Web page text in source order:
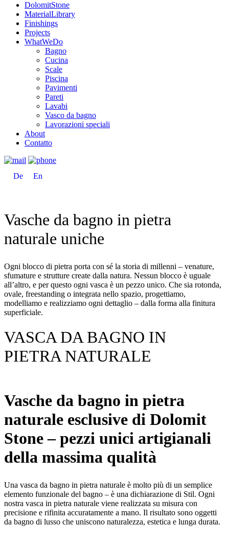
DolomitStone
MaterialLibrary
Finishings
Projects
WhatWeDo
Bagno
Cucina
Scale
Piscina
Pavimenti
Pareti
Lavabi
Vasco da bagno
Lavorazioni speciali
About
Contatto
De En
Vasche da bagno in pietra
naturale uniche
Ogni blocco di pietra porta con sé la storia di millenni – venature,
sfumature e strutture create dalla natura. Nessun blocco è uguale
all’altro, e per questo ogni vasca è un pezzo unico. Che sia rotonda,
ovale, freestanding o integrata nello spazio, progettiamo,
modelliamo e realizziamo ogni dettaglio – dalla forma alla finitura
superficiale.
VASCA DA BAGNO IN
PIETRA NATURALE
Vasche da bagno in pietra
naturale esclusive di Dolomit
Stone – pezzi unici artigianali
della massima qualità
Una vasca da bagno in pietra naturale è molto più di un semplice
elemento funzionale del bagno – è una dichiarazione di Stil. Ogni
nostra vasca in pietra naturale viene realizzata su misura con
precisione e rifinita accuratamente a mano. Il risultato sono oggetti
da bagno di lusso che uniscono naturalezza, estetica e lunga durata.